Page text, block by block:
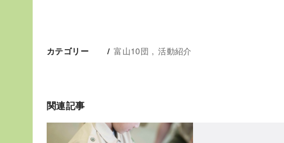
カテゴリー 富山10団 活動紹介
関連記事